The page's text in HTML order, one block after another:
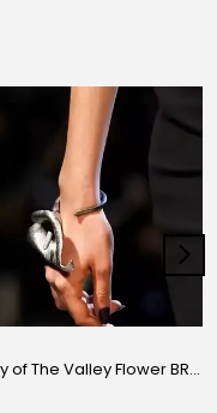
3D Lily of The Valley Flower BRACELET S